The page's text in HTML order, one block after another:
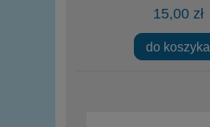
15,00 zł
do koszyka